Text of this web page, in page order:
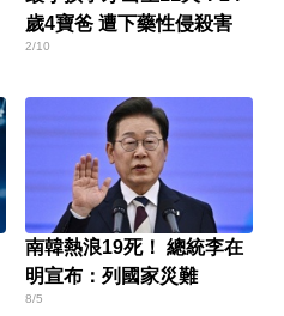
歲4寶爸 遭下藥性侵殺害
2/10
南韓熱浪19死！ 總統李在
明宣布：列國家災難
8/5